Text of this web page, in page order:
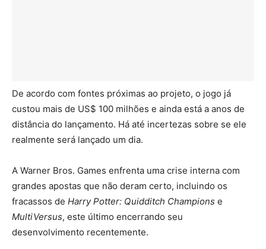
De acordo com fontes próximas ao projeto, o jogo já
custou mais de US$ 100 milhões e ainda está a anos de
distância do lançamento. Há até incertezas sobre se ele
realmente será lançado um dia.
A Warner Bros. Games enfrenta uma crise interna com
grandes apostas que não deram certo, incluindo os
fracassos de Harry Potter: Quidditch Champions e
MultiVersus, este último encerrando seu
desenvolvimento recentemente.